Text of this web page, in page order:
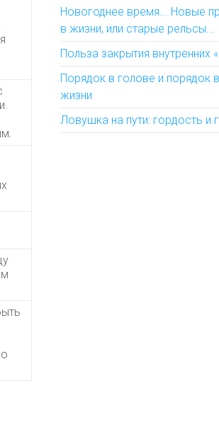
Новогоднее время... Новые
в жизни, или старые рельсы...
Польза закрытия внутренних
Порядок в голове и порядок
жизни
Ловушка на пути: гордость и